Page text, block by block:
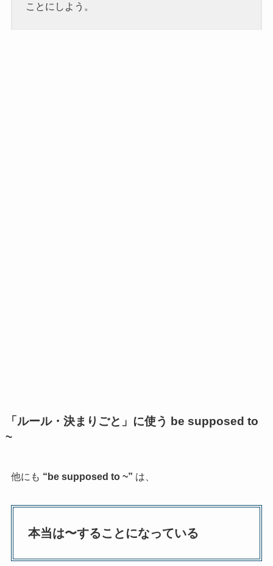
ことにしよう。
「ルール・決まりごと」に使う be supposed to
~
他にも “ be supposed to ~” は、
本当は〜することになっている